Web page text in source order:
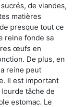
de viandes,
matières
presque tout ce
reine fonde sa
œufs en
De plus, en
reine peut
Il est important
tâche de
estomac. Le